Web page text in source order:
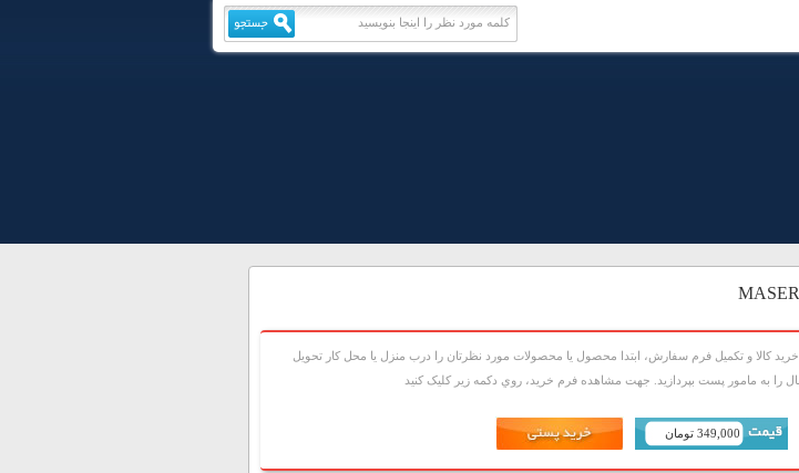
کالا و تکميل فرم سفارش، ابتدا محصول يا محصولات مورد نظرتان را درب منزل يا محل کار تحويل
را به مامور پست بپردازيد. جهت مشاهده فرم خريد، روي دکمه زير کليک کنيد
349,000 تومان